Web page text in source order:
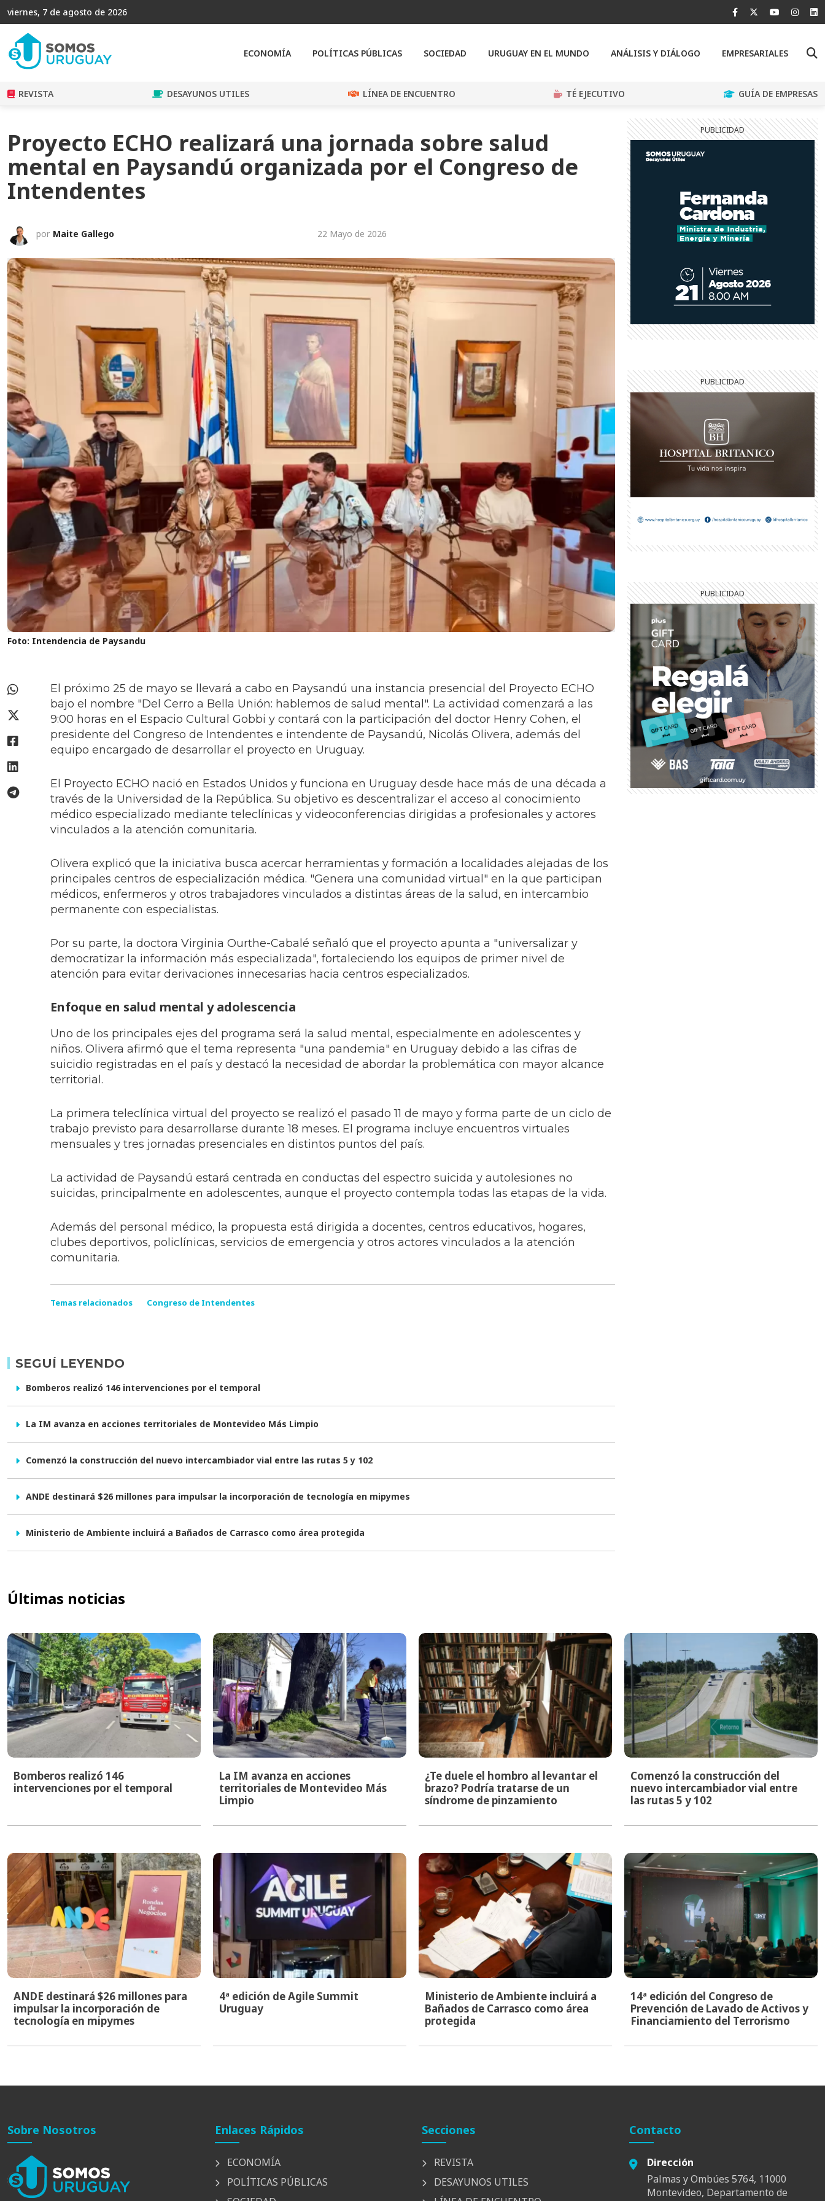
viernes, 7 de agosto de 2026
ECONOMÍA POLÍTICAS PÚBLICAS SOCIEDAD URUGUAY EN EL MUNDO ANÁLISIS Y DIÁLOGO EMPRESARIALES
REVISTA DESAYUNOS UTILES LÍNEA DE ENCUENTRO TÉ EJECUTIVO GUÍA DE EMPRESAS
Proyecto ECHO realizará una jornada sobre salud
mental en Paysandú organizada por el Congreso de
Intendentes
por Maite Gallego 22 Mayo de 2026
Foto: Intendencia de Paysandu
El próximo 25 de mayo se llevará a cabo en Paysandú una instancia presencial del Proyecto ECHO
bajo el nombre "Del Cerro a Bella Unión: hablemos de salud mental". La actividad comenzará a las
9:00 horas en el Espacio Cultural Gobbi y contará con la participación del doctor Henry Cohen, el
presidente del Congreso de Intendentes e intendente de Paysandú, Nicolás Olivera, además del
equipo encargado de desarrollar el proyecto en Uruguay.
El Proyecto ECHO nació en Estados Unidos y funciona en Uruguay desde hace más de una década a
través de la Universidad de la República. Su objetivo es descentralizar el acceso al conocimiento
médico especializado mediante teleclínicas y videoconferencias dirigidas a profesionales y actores
vinculados a la atención comunitaria.
Olivera explicó que la iniciativa busca acercar herramientas y formación a localidades alejadas de los
principales centros de especialización médica. "Genera una comunidad virtual" en la que participan
médicos, enfermeros y otros trabajadores vinculados a distintas áreas de la salud, en intercambio
permanente con especialistas.
Por su parte, la doctora Virginia Ourthe-Cabalé señaló que el proyecto apunta a "universalizar y
democratizar la información más especializada", fortaleciendo los equipos de primer nivel de
atención para evitar derivaciones innecesarias hacia centros especializados.
Enfoque en salud mental y adolescencia
Uno de los principales ejes del programa será la salud mental, especialmente en adolescentes y
niños. Olivera afirmó que el tema representa "una pandemia" en Uruguay debido a las cifras de
suicidio registradas en el país y destacó la necesidad de abordar la problemática con mayor alcance
territorial.
La primera teleclínica virtual del proyecto se realizó el pasado 11 de mayo y forma parte de un ciclo de
trabajo previsto para desarrollarse durante 18 meses. El programa incluye encuentros virtuales
mensuales y tres jornadas presenciales en distintos puntos del país.
La actividad de Paysandú estará centrada en conductas del espectro suicida y autolesiones no
suicidas, principalmente en adolescentes, aunque el proyecto contempla todas las etapas de la vida.
Además del personal médico, la propuesta está dirigida a docentes, centros educativos, hogares,
clubes deportivos, policlínicas, servicios de emergencia y otros actores vinculados a la atención
comunitaria.
Temas relacionados Congreso de Intendentes
SEGUÍ LEYENDO
Bomberos realizó 146 intervenciones por el temporal
La IM avanza en acciones territoriales de Montevideo Más Limpio
Comenzó la construcción del nuevo intercambiador vial entre las rutas 5 y 102
ANDE destinará $26 millones para impulsar la incorporación de tecnología en mipymes
Ministerio de Ambiente incluirá a Bañados de Carrasco como área protegida
Últimas noticias
Bomberos realizó 146
intervenciones por el temporal
La IM avanza en acciones
territoriales de Montevideo Más
Limpio
¿Te duele el hombro al levantar el
brazo? Podría tratarse de un
síndrome de pinzamiento
Comenzó la construcción del
nuevo intercambiador vial entre
las rutas 5 y 102
ANDE destinará $26 millones para
impulsar la incorporación de
tecnología en mipymes
4ª edición de Agile Summit
Uruguay
Ministerio de Ambiente incluirá a
Bañados de Carrasco como área
protegida
14ª edición del Congreso de
Prevención de Lavado de Activos y
Financiamiento del Terrorismo
Sobre Nosotros Enlaces Rápidos
ECONOMÍA
POLÍTICAS PÚBLICAS
Secciones
REVISTA
DESAYUNOS UTILES
Contacto
Dirección
Palmas y Ombúes 5764, 11000
Montevideo, Departamento de